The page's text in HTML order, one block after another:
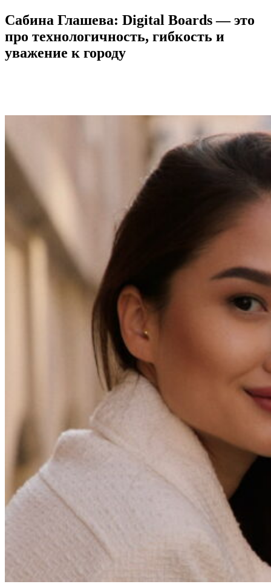
Сабина Глашева: Digital Boards — это
про технологичность, гибкость и
уважение к городу